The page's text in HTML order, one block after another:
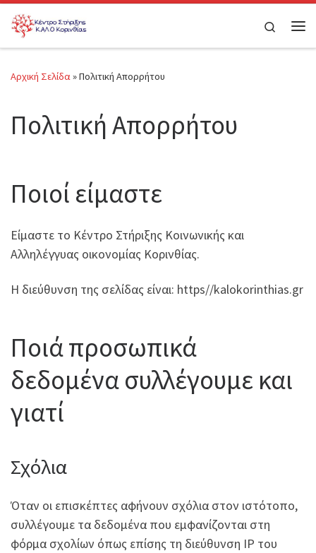
Μετάβαση στο περιεχόμενο
Search
Αρχική Σελίδα»Πολιτική Απορρήτου
Πολιτική Απορρήτου
Ποιοί είμαστε
Είμαστε το Κέντρο Στήριξης Κοινωνικής και
Αλληλέγγυας οικονομίας Κορινθίας.
Η διεύθυνση της σελίδας είναι: https//kalokorinthias.gr
Ποιά προσωπικά
δεδομένα συλλέγουμε και
γιατί
Σχόλια
Όταν οι επισκέπτες αφήνουν σχόλια στον ιστότοπο,
συλλέγουμε τα δεδομένα που εμφανίζονται στη
φόρμα σχολίων όπως επίσης τη διεύθυνση IP του